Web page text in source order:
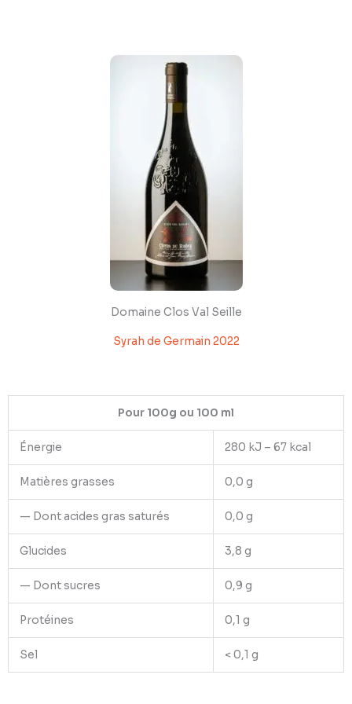
Domaine Clos Val Seille
Syrah de Germain 2022
Pour 100g ou 100 ml
Énergie 280 kJ – 67 kcal
Matières grasses 0,0 g
— Dont acides gras saturés 0,0 g
Glucides 3,8 g
— Dont sucres 0,9 g
Protéines 0,1 g
Sel < 0,1 g